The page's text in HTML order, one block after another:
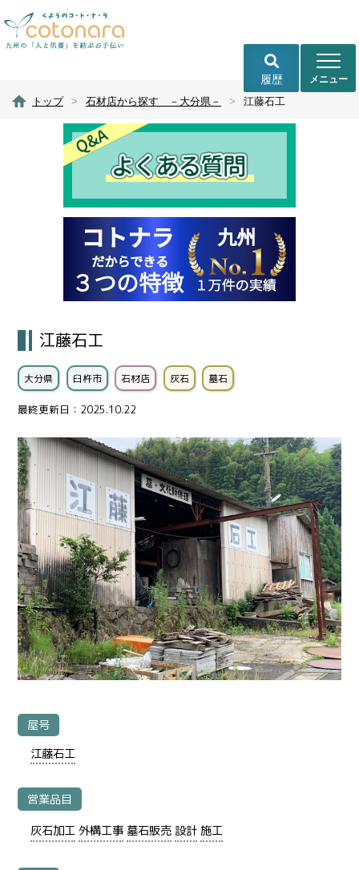
トップ > 石材店から探す －大分県－ > 江藤石工
江藤石工
大分県 臼杵市 石材店 灰石 墓石
最終更新日：2025.10.22
屋号
江藤石工
営業品目
灰石加工 外構工事 墓石販売 設計 施工
履歴